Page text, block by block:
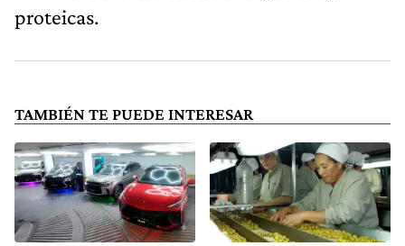
proteicas.
TAMBIÉN TE PUEDE INTERESAR